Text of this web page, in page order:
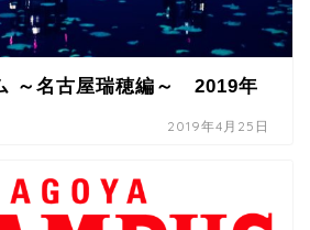
～名古屋瑞穂編～ 2019年
2019年4月25日